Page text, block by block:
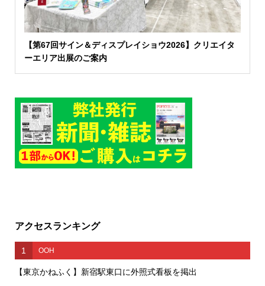
【第67回サイン＆ディスプレイショウ2026】クリエイタ
ーエリア出展のご案内
アクセスランキング
1 OOH
【東京かねふく】新宿駅東口に外照式看板を掲出